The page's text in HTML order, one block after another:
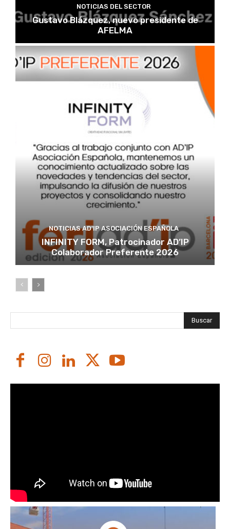
NOTICIAS DEL SECTOR
Gustavo Blázquez, nuevo presidente de
AFELMA
NOTICIAS AD'IP ASOCIACIÓN ESPAÑOLA
INFINITY FORM, Patrocinador AD’IP
Colaborador Preferente 2026
Buscar